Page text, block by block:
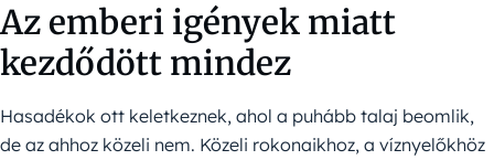
Az emberi igények miatt
kezdődött mindez
Hasadékok ott keletkeznek, ahol a puhább talaj beomlik,
de az ahhoz közeli nem. Közeli rokonaikhoz, a víznyelőkhöz